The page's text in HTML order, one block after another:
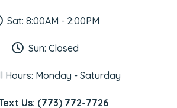
Sat: 8:00AM - 2:00PM
Sun: Closed
Hours: Monday - Saturday
Us: (773) 772-7726